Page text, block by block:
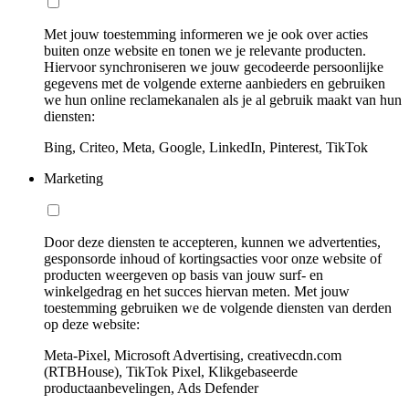
Met jouw toestemming informeren we je ook over acties
buiten onze website en tonen we je relevante producten.
Hiervoor synchroniseren we jouw gecodeerde persoonlijke
gegevens met de volgende externe aanbieders en gebruiken
we hun online reclamekanalen als je al gebruik maakt van hun
diensten:
Bing, Criteo, Meta, Google, LinkedIn, Pinterest, TikTok
Marketing
Door deze diensten te accepteren, kunnen we advertenties,
gesponsorde inhoud of kortingsacties voor onze website of
producten weergeven op basis van jouw surf- en
winkelgedrag en het succes hiervan meten. Met jouw
toestemming gebruiken we de volgende diensten van derden
op deze website:
Meta-Pixel, Microsoft Advertising, creativecdn.com
(RTBHouse), TikTok Pixel, Klikgebaseerde
productaanbevelingen, Ads Defender